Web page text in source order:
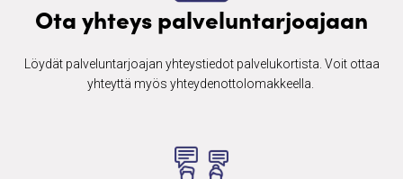
Ota yhteys palveluntarjoajaan
Löydät palveluntarjoajan yhteystiedot palvelukortista. Voit ottaa
yhteyttä myös yhteydenottolomakkeella. ​